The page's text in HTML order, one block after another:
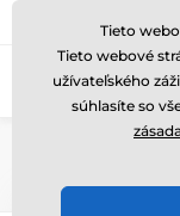
Zavolajte nám (Po-Pi
Tieto
Tieto webové
užívateľského
súhlasíte so